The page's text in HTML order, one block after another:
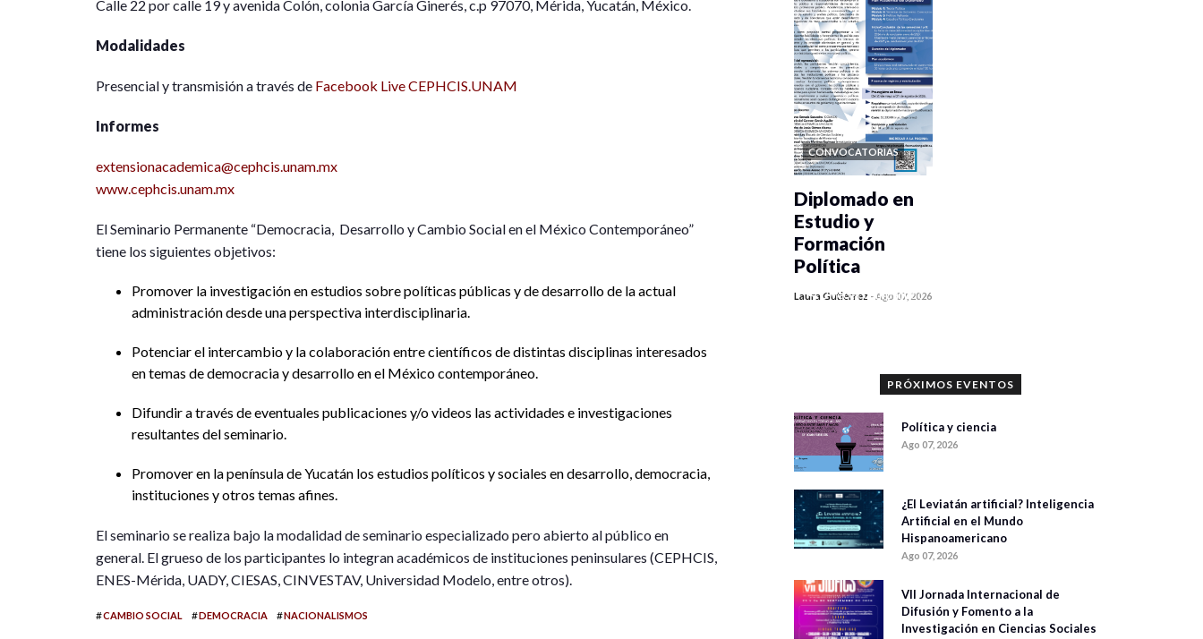
Calle 22 por calle 19 y avenida Colón, colonia García Ginerés, c.p 97070, Mérida, Yucatán, México.
Modalidades
Presencial y transmisión a través de Facebook Live CEPHCIS.UNAM
Informes
extensionacademica@cephcis.unam.mx
www.cephcis.unam.mx
El Seminario Permanente “Democracia, Desarrollo y Cambio Social en el México Contemporáneo”
tiene los siguientes objetivos:
Promover la investigación en estudios sobre políticas públicas y de desarrollo de la actual
administración desde una perspectiva interdisciplinaria.
Potenciar el intercambio y la colaboración entre científicos de distintas disciplinas interesados
en temas de democracia y desarrollo en el México contemporáneo.
Difundir a través de eventuales publicaciones y/o videos las actividades e investigaciones
resultantes del seminario.
Promover en la península de Yucatán los estudios políticos y sociales en desarrollo, democracia,
instituciones y otros temas afines.
El seminario se realiza bajo la modalidad de seminario especializado pero abierto al público en
general. El grueso de los participantes lo integran académicos de instituciones peninsulares (CEPHCIS,
ENES-Mérida, UADY, CIESAS, CINVESTAV, Universidad Modelo, entre otros).
#CAMBIO SOCIAL #DEMOCRACIA #NACIONALISMOS
CONVOCATORIAS
0 veces compartido
Diplomado en
Estudio y
Formación
Política
Laura Gutiérrez -Ago 07, 2026
PRÓXIMOS EVENTOS
Política y ciencia
Ago 07, 2026
¿El Leviatán artificial? Inteligencia
Artificial en el Mundo
Hispanoamericano
Ago 07, 2026
VII Jornada Internacional de
Difusión y Fomento a la
Investigación en Ciencias Sociales